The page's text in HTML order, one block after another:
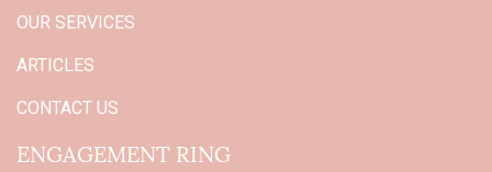
OUR SERVICES
ARTICLES
CONTACT US
ENGAGEMENT RING